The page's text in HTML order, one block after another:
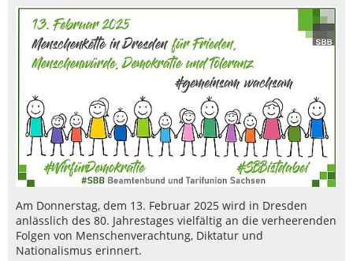
Am Donnerstag, dem 13. Februar 2025 wird in Dresden
anlässlich des 80. Jahrestages vielfältig an die verheerenden
Folgen von Menschenverachtung, Diktatur und
Nationalismus erinnert.